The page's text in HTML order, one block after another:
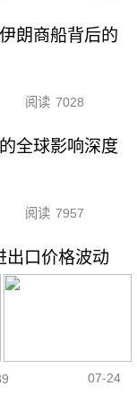
朗商船背后的
阅读 7028
全球影响深度
阅读 7957
出口价格波动
07-24